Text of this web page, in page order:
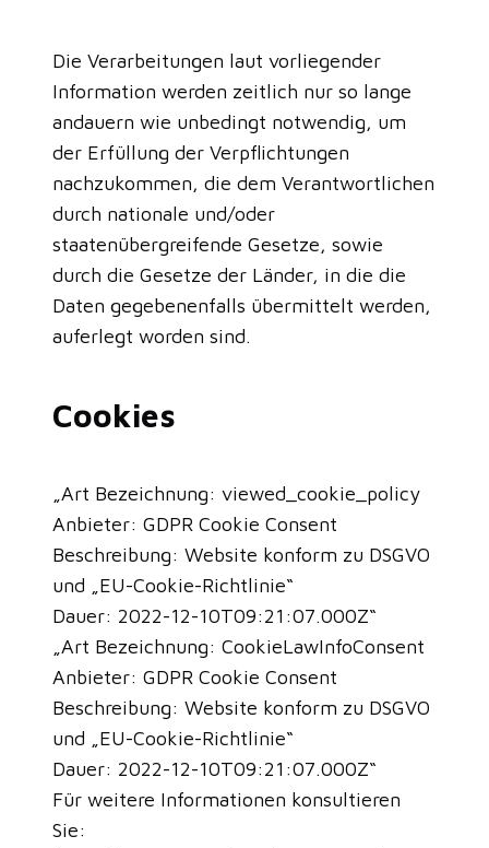
Die Verarbeitungen laut vorliegender
Information werden zeitlich nur so lange
andauern wie unbedingt notwendig, um
der Erfüllung der Verpflichtungen
nachzukommen, die dem Verantwortlichen
durch nationale und/oder
staatenübergreifende Gesetze, sowie
durch die Gesetze der Länder, in die die
Daten gegebenenfalls übermittelt werden,
auferlegt worden sind.
Cookies
„Art Bezeichnung: viewed_cookie_policy
Anbieter: GDPR Cookie Consent
Beschreibung: Website konform zu DSGVO
und „EU-Cookie-Richtlinie“
Dauer: 2022-12-10T09:21:07.000Z“
„Art Bezeichnung: CookieLawInfoConsent
Anbieter: GDPR Cookie Consent
Beschreibung: Website konform zu DSGVO
und „EU-Cookie-Richtlinie“
Dauer: 2022-12-10T09:21:07.000Z“
Für weitere Informationen konsultieren
Sie: